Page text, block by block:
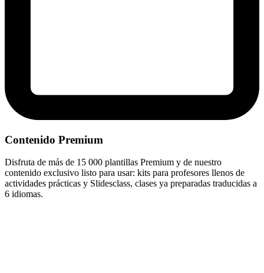
Contenido Premium
Disfruta de más de 15 000 plantillas Premium y de nuestro
contenido exclusivo listo para usar: kits para profesores llenos de
actividades prácticas y Slidesclass, clases ya preparadas traducidas a
6 idiomas.